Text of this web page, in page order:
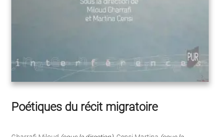
Poétiques du récit migratoire